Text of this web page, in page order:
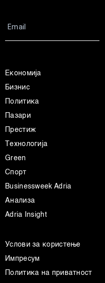
Економија
Бизнис
Политика
Пазари
Престиж
Технологија
Green
Спорт
Businessweek Adria
Анализа
Adria Insight
Услови за користење
Импресум
Политика на приватност